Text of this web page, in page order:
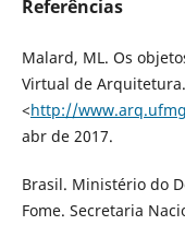
Referências
Malard, ML. Os
Virtual de
<http://
abr de 2017.
Brasil. Ministério do
Fome. Secretaria